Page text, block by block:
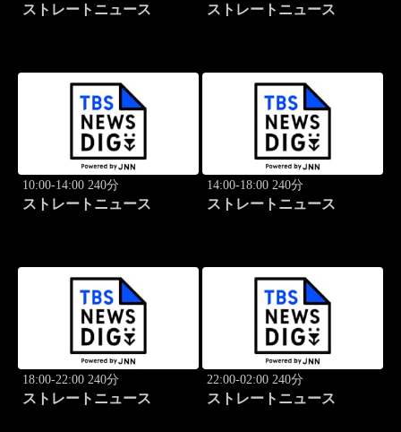
ストレートニュース ストレートニュース
10:00-14:00 240分
ストレートニュース
14:00-18:00 240分
ストレートニュース
18:00-22:00 240分
ストレートニュース
22:00-02:00 240分
ストレートニュース